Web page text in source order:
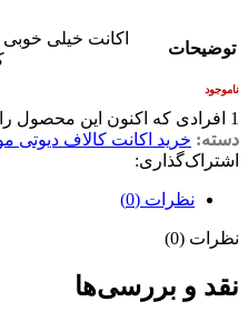
توضیحات
ناموجود
1 افرادی که اکنون این محصول
دسته: خرید اکانت کالاف دیوتی
اشتراک‌گذاری:
نظرات (0)
نظرات (0)
نقد و بررسی‌ها